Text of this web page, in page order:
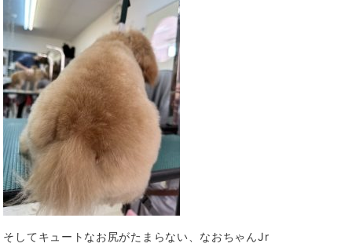
そしてキュートなお尻がたまらない、なおちゃんJr